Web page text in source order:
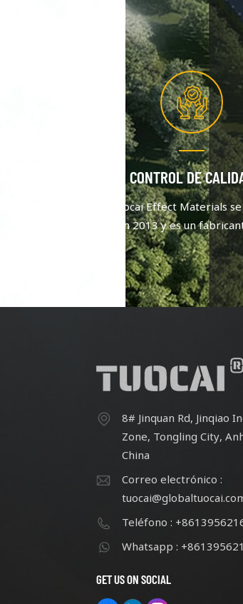
CONTROL DE
Tuocai Effect Materials
en 2013 y es un
pigmentos de aluminio
centra en la calidad y
innovación. Después
esfuerzo continuo, cuenta
8# Jinquan Rd, Jinqiao
Zone, Tongling City,
China
Correo electrónico :
Teléfono :
Whatsapp :
GET US ON SOCIAL